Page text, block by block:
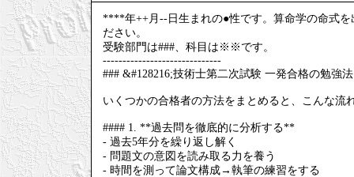
****年++月--日生まれの●性です。算命学の命式
ださい。
受験部門は###、科目は※※です。
------------------------------
### &#128216;技術士第二次試験 一発合格の勉強法
いくつかの合格者の方法をまとめると、こんな流
#### 1. **過去問を徹底的に分析する**
- 過去5年分を繰り返し解く
- 問題文の意図を読み取る力を養う
- 時間を測って論文構成→執筆の練習をする